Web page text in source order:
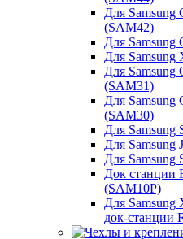
Для Samsung
(SAM42)
Для
Для Samsung
Для Samsung
(SAM31)
Для Samsung
(SAM30)
Для Samsung
Для Samsung
Для Samsung
Док станции
(SAM10P)
Для Samsung
док-станции